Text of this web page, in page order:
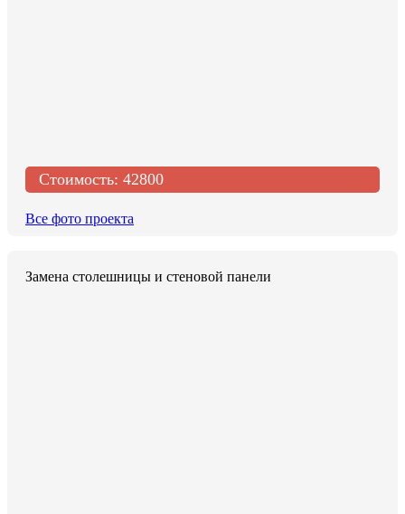
Стоимость: 42800
Все фото проекта
Замена столешницы и стеновой панели